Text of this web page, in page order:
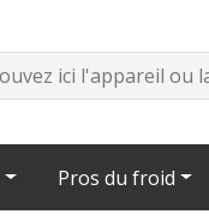
Pros du froid